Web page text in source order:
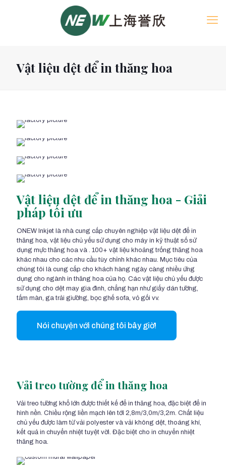
Vật liệu dệt để in thăng hoa
Vật liệu dệt để in thăng hoa - Giải
pháp tối ưu
ONEW Inkjet là nhà cung cấp chuyên nghiệp vật liệu dệt để in
thăng hoa, vật liệu chủ yếu sử dụng cho máy in kỹ thuật số sử
dụng mực thăng hoa và . 100+ vật liệu khoảng trống thăng hoa
khác nhau cho các nhu cầu tùy chỉnh khác nhau. Mục tiêu của
chúng tôi là cung cấp cho khách hàng ngày càng nhiều ứng
dụng cho ngành in thăng hoa của họ. Các vật liệu chủ yếu được
sử dụng cho dệt may gia đình, chẳng hạn như giấy dán tường,
tấm màn, ga trải giường, bọc ghế sofa, vỏ gối vv.
Nói chuyện với chúng tôi bây giờ!
Vải treo tường để in thăng hoa
Vải treo tường khổ lớn được thiết kế để in thăng hoa, đặc biệt để in
hình nền. Chiều rộng liền mạch lên tới 2,8m/3,0m/3,2m. Chất liệu
chủ yếu được làm từ vải polyester và vải không dệt, thoáng khí,
kết quả in chuyển nhiệt tuyệt vời. Đặc biệt cho in chuyển nhiệt
thăng hoa.